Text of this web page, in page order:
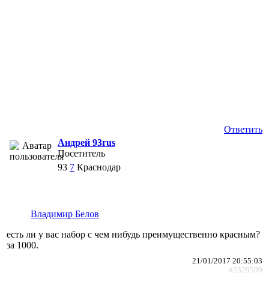
Ответить
Андрей 93rus
Посетитель
93 7 Краснодар
Владимир Белов
есть ли у вас набор с чем нибудь преимущественно красным?
за 1000.
21/01/2017 20:55:03
#2329509